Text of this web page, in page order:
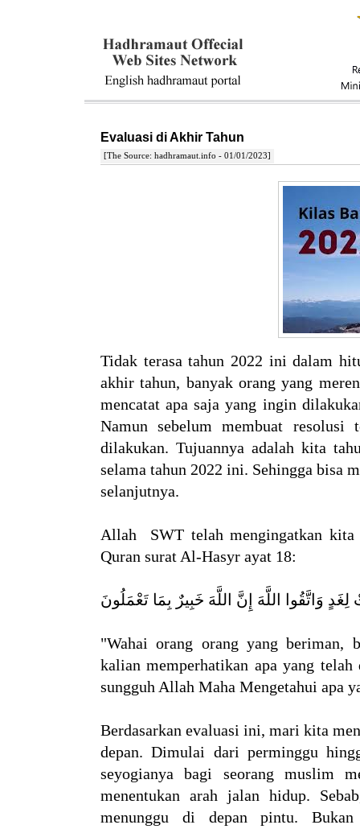
Evaluasi di Akhir Tahun
[The Source: hadhramaut.info - 01/01/2023]
Tidak terasa tahun 2022 ini dalam
akhir tahun, banyak orang yang
mencatat apa saja yang ingin
Namun sebelum membuat
dilakukan. Tujuannya adalah kita
selama tahun 2022 ini. Sehingga bisa
selanjutnya.
Allah SWT telah mengingatkan
Quran surat Al-Hasyr ayat 18:
وَاتَّقُوا اللَّهَ إِنَّ اللَّهَ خَبِيرٌ بِمَا تَعْمَلُونَ
"Wahai orang orang yang beriman,
kalian memperhatikan apa yang
sungguh Allah Maha Mengetahui apa
Berdasarkan evaluasi ini, mari kita
depan. Dimulai dari perminggu
seyogianya bagi seorang muslim
menentukan arah jalan hidup.
menunggu di depan pintu.